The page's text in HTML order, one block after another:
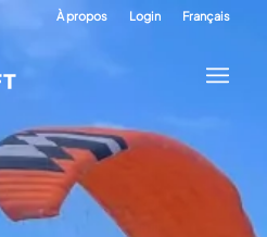
À propos Login Français